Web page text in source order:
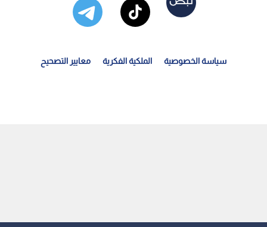
سياسة الخصوصية الملكية الفكرية معايير التصحيح